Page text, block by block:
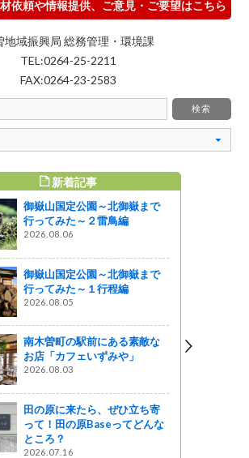
依頼や情報提供、ご意見・ご要望はこちら
地域振興局 総務管理・環境課
TEL:0264-25-2211
FAX:0264-23-2583
新着記事
御嶽山国定公園～北御嶽まで
行ってみた～２雷鳥編
2026.08.06
御嶽山国定公園～北御嶽まで
行ってみた～１行程編
2026.08.05
南木曽町の駅前にある素敵な
お店「カフェいずみや」
2026.08.03
田の原に来たら、ぜひ立ち寄
って！田の原Baseってどんな
ところ？
2026.07.16